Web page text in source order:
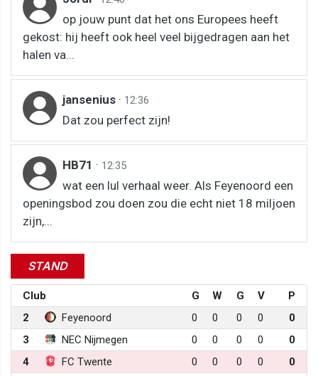
op jouw punt dat het ons Europees heeft
gekost: hij heeft ook heel veel bijgedragen aan het
halen va...
jansenius · 12:36
Dat zou perfect zijn!
HB71 · 12:35
wat een lul verhaal weer. Als Feyenoord een
openingsbod zou doen zou die echt niet 18 miljoen
zijn,...
STAND
Club G W G V
P
2
Feyenoord 0 0 0 0
0
3
NEC Nijmegen 0 0 0 0
0
4
FC Twente 0 0 0 0
0